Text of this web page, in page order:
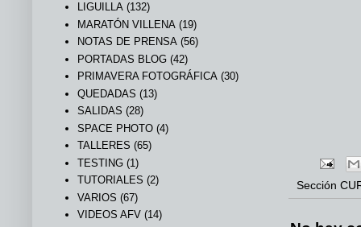
Sección
LIGUILLA (132)
MARATÓN VILLENA (19)
NOTAS DE PRENSA (56)
PORTADAS BLOG (42)
PRIMAVERA FOTOGRÁFICA (30)
QUEDADAS (13)
SALIDAS (28)
SPACE PHOTO (4)
TALLERES (65)
TESTING (1)
TUTORIALES (2)
VARIOS (67)
VIDEOS AFV (14)